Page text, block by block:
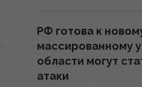
погибли три
них ребенок
07:36 суббота, 08 августа
РФ готова к
массированному
области могут
атаки